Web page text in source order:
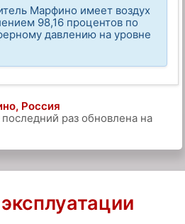
Марфино имеет воздух
98,16 процентов по
давлению на уровне
Россия
раз обновлена на